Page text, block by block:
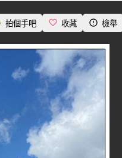
拍個手吧 收藏 檢舉